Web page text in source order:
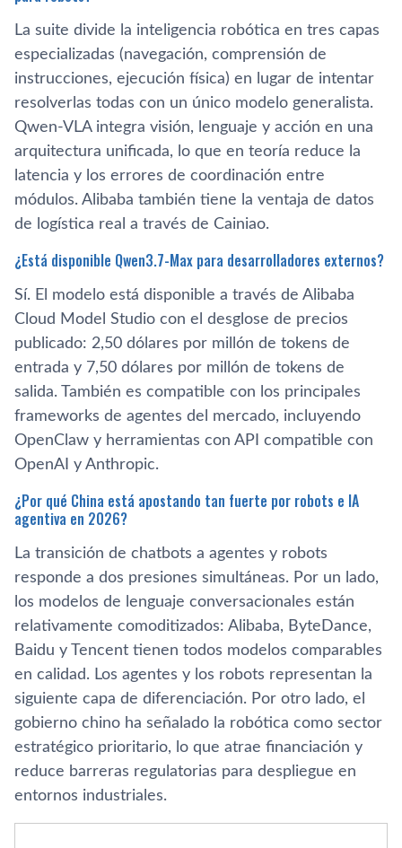
La suite divide la inteligencia robótica en tres capas
especializadas (navegación, comprensión de
instrucciones, ejecución física) en lugar de intentar
resolverlas todas con un único modelo generalista.
Qwen-VLA integra visión, lenguaje y acción en una
arquitectura unificada, lo que en teoría reduce la
latencia y los errores de coordinación entre
módulos. Alibaba también tiene la ventaja de datos
de logística real a través de Cainiao.
¿Está disponible Qwen3.7-Max para desarrolladores externos?
Sí. El modelo está disponible a través de Alibaba
Cloud Model Studio con el desglose de precios
publicado: 2,50 dólares por millón de tokens de
entrada y 7,50 dólares por millón de tokens de
salida. También es compatible con los principales
frameworks de agentes del mercado, incluyendo
OpenClaw y herramientas con API compatible con
OpenAI y Anthropic.
¿Por qué China está apostando tan fuerte por robots e IA
agentiva en 2026?
La transición de chatbots a agentes y robots
responde a dos presiones simultáneas. Por un lado,
los modelos de lenguaje conversacionales están
relativamente comoditizados: Alibaba, ByteDance,
Baidu y Tencent tienen todos modelos comparables
en calidad. Los agentes y los robots representan la
siguiente capa de diferenciación. Por otro lado, el
gobierno chino ha señalado la robótica como sector
estratégico prioritario, lo que atrae financiación y
reduce barreras regulatorias para despliegue en
entornos industriales.